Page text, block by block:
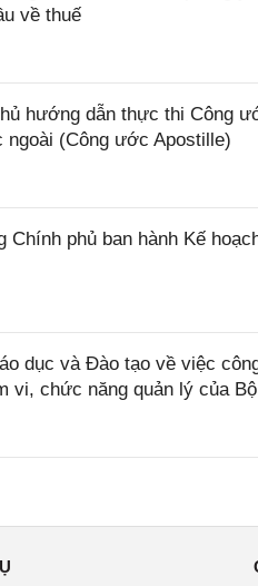
về thuế
hướng dẫn thực thi Công
(Công ước Apostille)
phủ ban hành Kế
dục và Đào tạo về việc
vi, chức năng quản lý của